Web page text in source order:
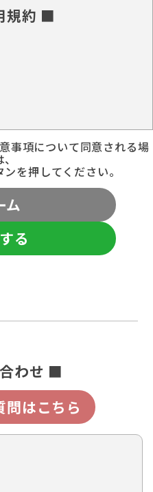
規約 ■
事項について同意される場
を押してください。
ム
る
わせ ■
問はこちら